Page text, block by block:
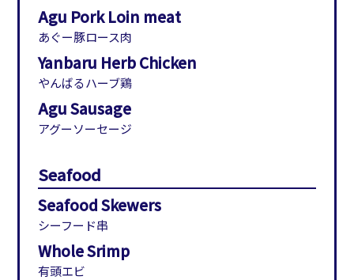
Agu Pork Loin meat
あぐー豚ロース肉
Yanbaru Herb Chicken
やんばるハーブ鶏
Agu Sausage
アグーソーセージ
Seafood
Seafood Skewers
シーフード串
Whole Srimp
有頭エビ